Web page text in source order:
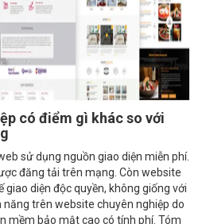
có điểm gì khác so với
sử dụng nguồn giao diện miễn phí.
đăng tải trên mạng. Còn website
diện độc quyền, không giống với
năng trên website chuyên nghiệp do
mềm bảo mật cao có tính phí. Tóm